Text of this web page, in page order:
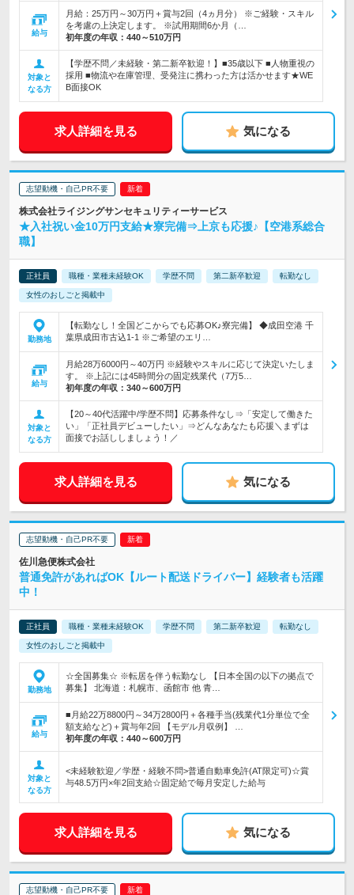
給与
月給：25万円～30万円＋賞与2回（4ヵ月分） ※ご経験・スキル
を考慮の上決定します。 ※試用期間6か月（…
初年度の年収： 440～510万円
対象と
なる方
【学歴不問／未経験・第二新卒歓迎！】■35歳以下 ■人物重視の
採用 ■物流や在庫管理、受発注に携わった方は活かせます★WE
B面接OK
求人詳細を見る 気になる
志望動機・自己PR不要
株式会社ライジングサンセキュリティーサービス
★入社祝い金10万円支給★寮完備⇒上京も応援♪【空港系総合
職】
正社員 職種・業種未経験OK 学歴不問 第二新卒歓迎 転勤なし
女性のおしごと掲載中
勤務地
【転勤なし！全国どこからでも応募OK♪寮完備】 ◆成田空港 千
葉県成田市古込1-1 ※ご希望のエリ…
給与
月給28万6000円～40万円 ※経験やスキルに応じて決定いたしま
す。 ※上記には45時間分の固定残業代（7万5…
初年度の年収： 340～600万円
対象と
なる方
【20～40代活躍中/学歴不問】応募条件なし⇒「安定して働きた
い」「正社員デビューしたい」⇒どんなあなたも応援＼まずは
面接でお話ししましょう！／
求人詳細を見る 気になる
志望動機・自己PR不要
佐川急便株式会社
普通免許があればOK【ルート配送ドライバー】経験者も活躍
中！
正社員 職種・業種未経験OK 学歴不問 第二新卒歓迎 転勤なし
女性のおしごと掲載中
勤務地
☆全国募集☆ ※転居を伴う転勤なし 【日本全国の以下の拠点で
募集】 北海道：札幌市、函館市 他 青…
給与
■月給22万8800円～34万2800円＋各種手当(残業代1分単位で全
額支給など)＋賞与年2回 【モデル月収例】 …
初年度の年収： 440～600万円
対象と
なる方
<未経験歓迎／学歴・経験不問>普通自動車免許(AT限定可)☆賞
与48.5万円×年2回支給☆固定給で毎月安定した給与
求人詳細を見る 気になる
志望動機・自己PR不要